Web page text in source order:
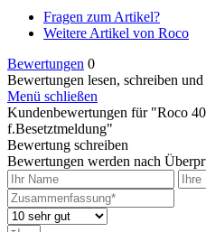
Fragen zum Artikel?
Weitere Artikel von Roco
Bewertungen 0
Bewertungen lesen, schreiben
Menü schließen
Kundenbewertungen für "Roco
f.Besetztmeldung"
Bewertung schreiben
Bewertungen werden nach